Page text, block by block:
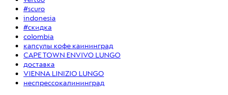
#scuro
indonesia
#скидка
colombia
капсулы кофе каининград
CAPE TOWN ENVIVO LUNGO
доставка
VIENNA LINIZIO LUNGO
неспрессокалининград